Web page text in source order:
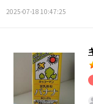
2025-07-18 10:47:25